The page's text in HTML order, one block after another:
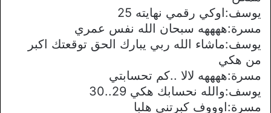
يوسف:اوكي رقمي نهايته 25
مسرة:ههههه سبحان الله نفس عمري
يوسف:ماشاء الله ربي يبارك الحق توقعتك اكبر
من هكي
مسرة:ههههه ﻻﻻ ..كم تحسابتي
يوسف:والله نحسابك هكي 29..30
مسرة:اوووف كبرتني هلبا